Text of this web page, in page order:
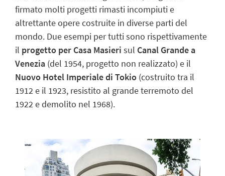
firmato molti progetti rimasti incompiuti e
altrettante opere costruite in diverse parti del
mondo. Due esempi per tutti sono rispettivamente
il progetto per Casa Masieri sul Canal Grande a
Venezia (del 1954, progetto non realizzato) e il
Nuovo Hotel Imperiale di Tokio (costruito tra il
1912 e il 1923, resistito al grande terremoto del
1922 e demolito nel 1968).